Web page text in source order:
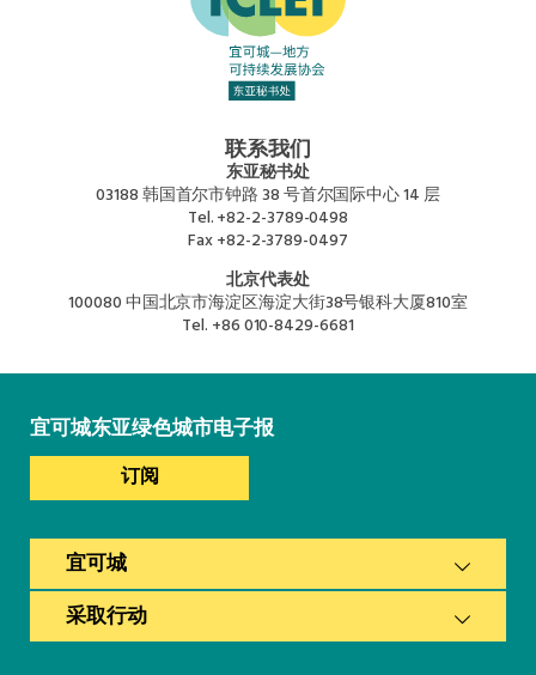
联系我们
东亚秘书处
03188 韩国首尔市钟路 38 号首尔国际中心 14 层
Tel.+82-2-3789-0498
Fax+82-2-3789-0497
北京代表处
100080 中国北京市海淀区海淀大街38号银科大厦810室
Tel. +86 010-8429-6681
宜可城东亚绿色城市电子报
订阅
宜可城
采取行动